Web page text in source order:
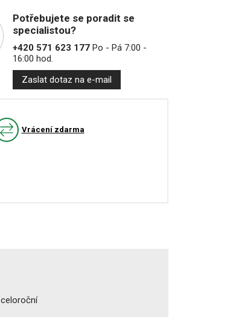
Potřebujete se poradit se
specialistou?
+420 571 623 177Po - Pá 7:00 -
16:00 hod.
Zaslat dotaz na e-mail
Vrácení zdarma
celoroční